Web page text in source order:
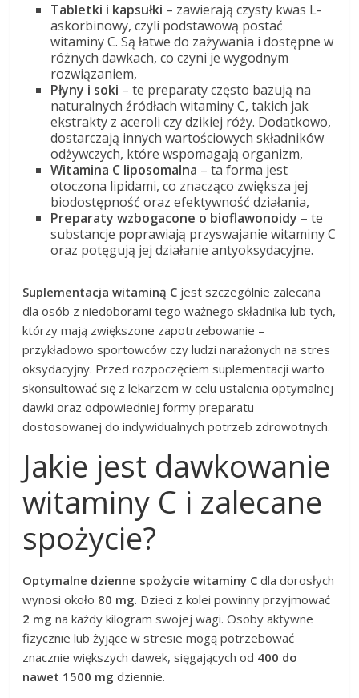
Tabletki i kapsułki – zawierają czysty kwas L-
askorbinowy, czyli podstawową postać
witaminy C. Są łatwe do zażywania i dostępne w
różnych dawkach, co czyni je wygodnym
rozwiązaniem,
Płyny i soki – te preparaty często bazują na
naturalnych źródłach witaminy C, takich jak
ekstrakty z aceroli czy dzikiej róży. Dodatkowo,
dostarczają innych wartościowych składników
odżywczych, które wspomagają organizm,
Witamina C liposomalna – ta forma jest
otoczona lipidami, co znacząco zwiększa jej
biodostępność oraz efektywność działania,
Preparaty wzbogacone o bioflawonoidy – te
substancje poprawiają przyswajanie witaminy C
oraz potęgują jej działanie antyoksydacyjne.
Suplementacja witaminą C jest szczególnie zalecana
dla osób z niedoborami tego ważnego składnika lub tych,
którzy mają zwiększone zapotrzebowanie –
przykładowo sportowców czy ludzi narażonych na stres
oksydacyjny. Przed rozpoczęciem suplementacji warto
skonsultować się z lekarzem w celu ustalenia optymalnej
dawki oraz odpowiedniej formy preparatu
dostosowanej do indywidualnych potrzeb zdrowotnych.
Jakie jest dawkowanie
witaminy C i zalecane
spożycie?
Optymalne dzienne spożycie witaminy C dla dorosłych
wynosi około 80 mg. Dzieci z kolei powinny przyjmować
2 mg na każdy kilogram swojej wagi. Osoby aktywne
fizycznie lub żyjące w stresie mogą potrzebować
znacznie większych dawek, sięgających od 400 do
nawet 1500 mg dziennie.